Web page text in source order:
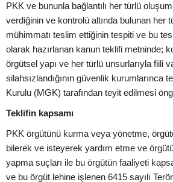
PKK ve bununla bağlantılı her türlü
verdiğinin ve kontrolü altında bulunan her
mühimmatı teslim ettiğinin tespiti ve bu
olarak hazırlanan kanun teklifi metninde;
örgütsel yapı ve her türlü unsurlarıyla fiili
silahsızlandığının güvenlik kurumlarınca
Kurulu (MGK) tarafından teyit edilmesi
Teklifin kapsamı
PKK örgütünü kurma veya yönetme,
bilerek ve isteyerek yardım etme ve
yapma suçları ile bu örgütün faaliyeti
ve bu örgüt lehine işlenen 6415 sayılı